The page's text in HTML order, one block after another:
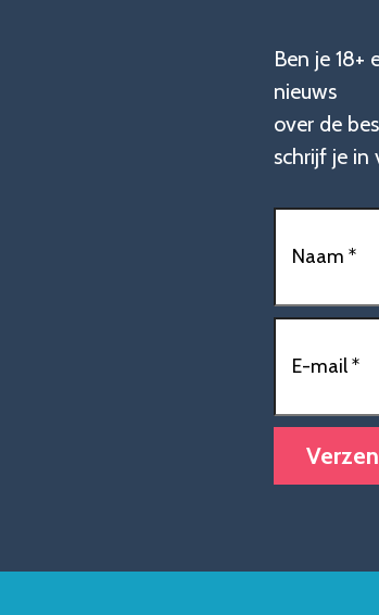
Ben je
nieuws
over de
schrijf je in
mailadres